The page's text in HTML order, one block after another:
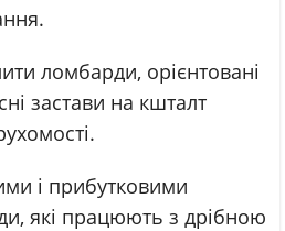
ломбарди, орієнтовані
застави на кшталт
і прибутковими
які працюють з дрібною